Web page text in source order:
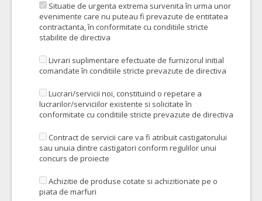
Situatie de urgenta extrema survenita în urma unor
evenimente care nu puteau fi prevazute de entitatea
contractanta, în conformitate cu conditiile stricte
stabilite de directiva
Livrari suplimentare efectuate de furnizorul initial
comandate în conditiile stricte prevazute de directiva
Lucrari/servicii noi, constituind o repetare a
lucrarilor/serviciilor existente si solicitate în
conformitate cu conditiile stricte prevazute de directiva
Contract de servicii care va fi atribuit castigatorului
sau unuia dintre castigatori conform regulilor unui
concurs de proiecte
Achizitie de produse cotate si achizitionate pe o
piata de marfuri